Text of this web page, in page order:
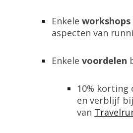
Enkeleworkshops
aspecten van
Enkelevoordelen
10%
en verblijf
van